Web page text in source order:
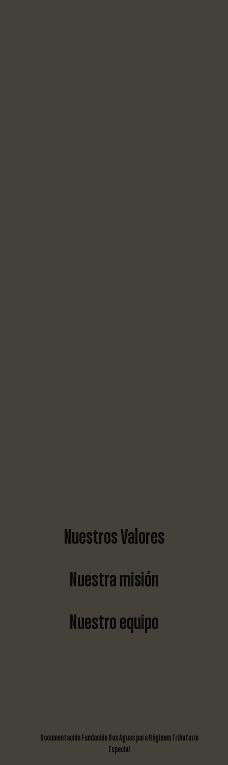
Nuestros Valores
Nuestra misión
Nuestro equipo
Documentación Fundación Dos Aguas para Régimen Tributario
Especial